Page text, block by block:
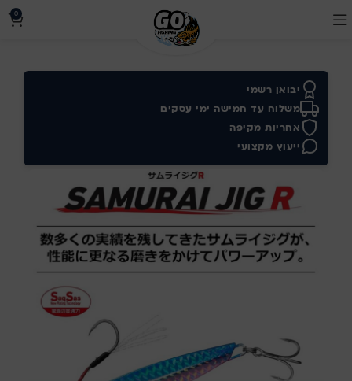
0
יבואן רשמי
משלוח עד חמישה ימי עסקים
אחריות מקיפה
ייעוץ מקצועי